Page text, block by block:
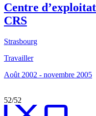
Centre
CRS
Strasbourg
Travailler
Août 2002 - novembre 2005
52/52